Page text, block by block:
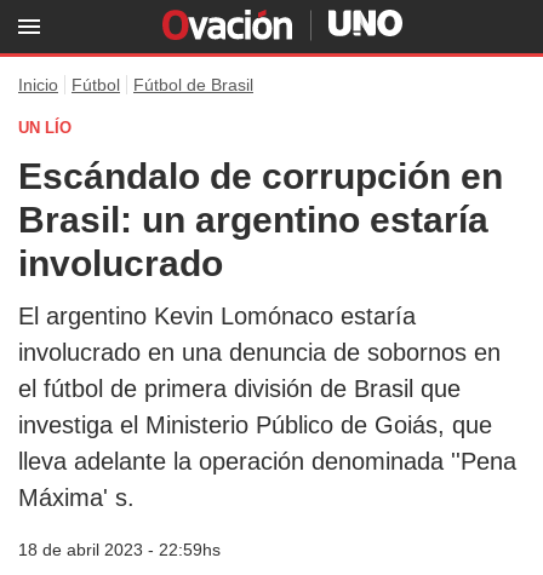
Inicio Fútbol Fútbol de Brasil
UN LÍO
Escándalo de corrupción en
Brasil: un argentino estaría
involucrado
El argentino Kevin Lomónaco estaría
involucrado en una denuncia de sobornos en
el fútbol de primera división de Brasil que
investiga el Ministerio Público de Goiás, que
lleva adelante la operación denominada ''Pena
Máxima' s.
18 de abril 2023 - 22:59hs